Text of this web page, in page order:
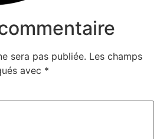
sera pas publiée. Les champs
avec *